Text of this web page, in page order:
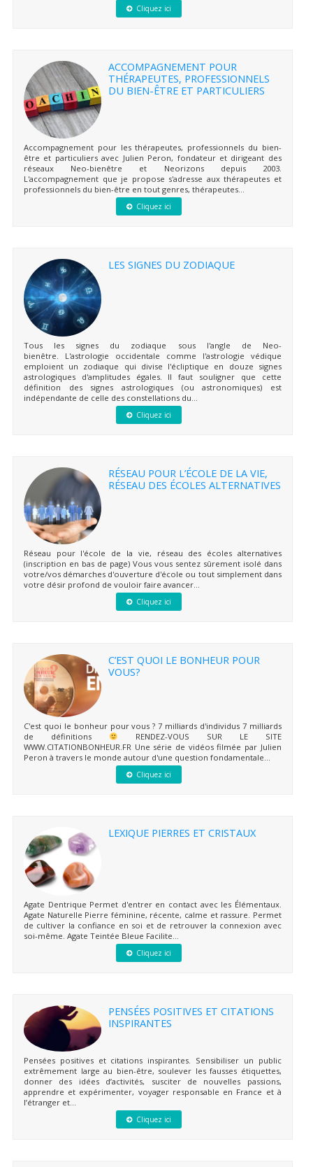
Cliquez ici
ACCOMPAGNEMENT POUR
THÉRAPEUTES, PROFESSIONNELS
DU BIEN-ÊTRE ET PARTICULIERS
Accompagnement pour les thérapeutes, professionnels du bien-
être et particuliers avec Julien Peron, fondateur et dirigeant des
réseaux Neo-bienêtre et Neorizons depuis 2003.
L'accompagnement que je propose s'adresse aux thérapeutes et
professionnels du bien-être en tout genres, thérapeutes...
Cliquez ici
LES SIGNES DU ZODIAQUE
Tous les signes du zodiaque sous l'angle de Neo-
bienêtre. L'astrologie occidentale comme l'astrologie védique
emploient un zodiaque qui divise l'écliptique en douze signes
astrologiques d'amplitudes égales. Il faut souligner que cette
définition des signes astrologiques (ou astronomiques) est
indépendante de celle des constellations du...
Cliquez ici
RÉSEAU POUR L’ÉCOLE DE LA VIE,
RÉSEAU DES ÉCOLES ALTERNATIVES
Réseau pour l'école de la vie, réseau des écoles alternatives
(inscription en bas de page) Vous vous sentez sûrement isolé dans
votre/vos démarches d'ouverture d'école ou tout simplement dans
votre désir profond de vouloir faire avancer...
Cliquez ici
C’EST QUOI LE BONHEUR POUR
VOUS?
C'est quoi le bonheur pour vous ? 7 milliards d'individus 7 milliards
de définitions
RENDEZ-VOUS SUR LE SITE
WWW.CITATIONBONHEUR.FR Une série de vidéos filmée par Julien
Peron à travers le monde autour d'une question fondamentale...
Cliquez ici
LEXIQUE PIERRES ET CRISTAUX
Agate Dentrique Permet d'entrer en contact avec les Élémentaux.
Agate Naturelle Pierre féminine, récente, calme et rassure. Permet
de cultiver la confiance en soi et de retrouver la connexion avec
soi-même. Agate Teintée Bleue Facilite...
Cliquez ici
PENSÉES POSITIVES ET CITATIONS
INSPIRANTES
Pensées positives et citations inspirantes. Sensibiliser un public
extrêmement large au bien-être, soulever les fausses étiquettes,
donner des idées d’activités, susciter de nouvelles passions,
apprendre et expérimenter, voyager responsable en France et à
l’étranger et...
Cliquez ici